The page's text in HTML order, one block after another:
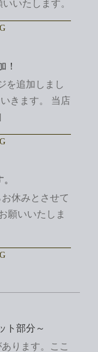
いたします。
！
を追加しまし
きます。 当店
休みとさせて
願いいたしま
ト部分～
ります。ここ